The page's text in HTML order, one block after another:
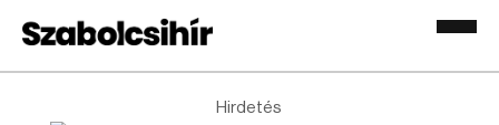
Hirdetés